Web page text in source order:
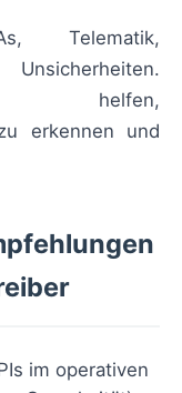
Telematik,
helfen,
erkennen und
im operativen